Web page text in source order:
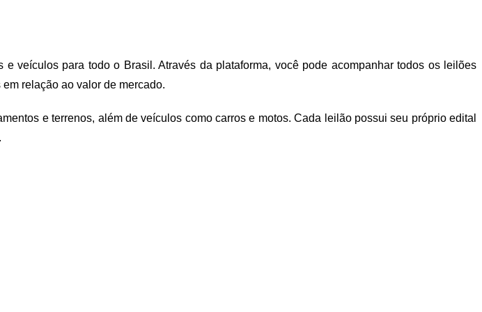
veículos para todo o Brasil. Através da plataforma, você pode acompanhar todos os leilões
relação ao valor de mercado.
e terrenos, além de veículos como carros e motos. Cada leilão possui seu próprio edital